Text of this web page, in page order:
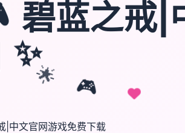
🎮
碧蓝之戒|
✨
|中文官网游戏免费下载
🌟